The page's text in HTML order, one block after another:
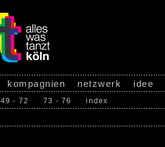
kompagnien netzwerk idee
49 - 72 73 - 76 index